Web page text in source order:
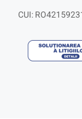
CUI: